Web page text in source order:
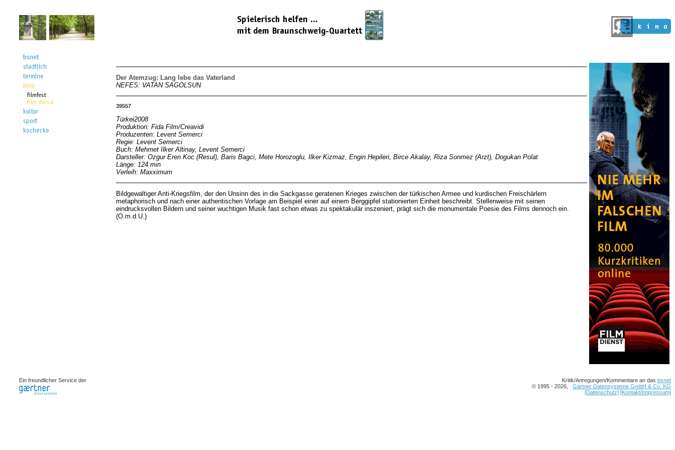
Der Atemzug: Lang lebe das Vaterland
NEFES: VATAN SAGOLSUN
39557
Türkei2008
Produktion: Fida Film/Creavidi
Produzenten: Levent Semerci
Regie: Levent Semerci
Buch: Mehmet Ilker Altinay, Levent Semerci
Darsteller: Ozgur Eren Koc (Resul), Baris Bagci, Mete Horozoglu, Ilker Kizmaz, Engin Hepileri, Birce Akalay, Riza Sonmez (Arzt), Dogukan Polat
Länge: 124 min
Verleih: Maxximum
Bildgewaltiger Anti-Kriegsfilm, der den Unsinn des in die Sackgasse geratenen Krieges zwischen der türkischen Armee und kurdischen Freischärlern
metaphorisch und nach einer authentischen Vorlage am Beispiel einer auf einem Berggipfel stationierten Einheit beschreibt. Stellenweise mit seinen
eindrucksvollen Bildern und seiner wuchtigen Musik fast schon etwas zu spektakulär inszeniert, prägt sich die monumentale Poesie des Films dennoch ein.
(O.m.d.U.)
Ein freundlicher Service der Kritik/Anregungen/Kommentare an das bsnet
© 1995 - 2026, Gärtner Datensysteme GmbH & Co. KG
[Datenschutz] [Kontakt/Impressum]